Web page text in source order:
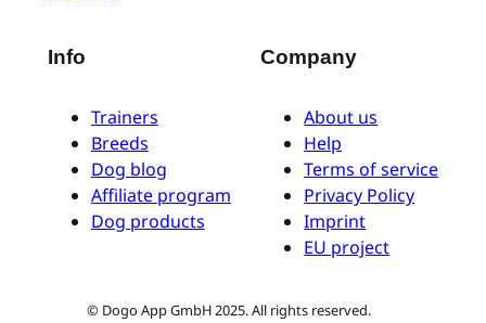
Info
Trainers
Breeds
Dog blog
Affiliate program
Dog products
Company
About us
Help
Terms of service
Privacy Policy
Imprint
EU project
© Dogo App GmbH 2025. All rights reserved.